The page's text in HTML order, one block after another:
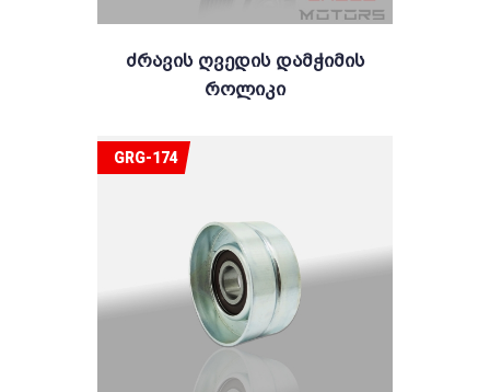
Ძრავის Ღვედის Დამჭიმის
Როლიკი
GRG-174